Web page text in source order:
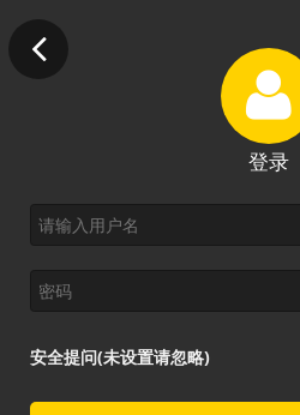
登录
安全提问(未设置请忽略)